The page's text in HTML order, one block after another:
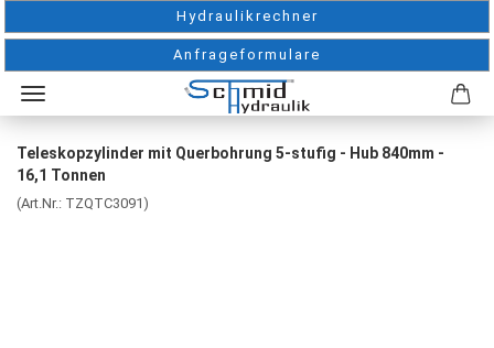
Hydraulikrechner
Anfrageformulare
Teleskopzylinder mit Querbohrung 5-stufig - Hub 840mm -
16,1 Tonnen
(Art.Nr.: TZQTC3091)